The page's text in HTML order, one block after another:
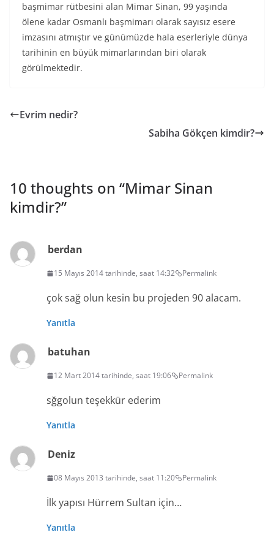
başmimar rütbesini alan Mimar Sinan, 99 yaşında
ölene kadar Osmanlı başmimarı olarak sayısız esere
imzasını atmıştır ve günümüzde hala eserleriyle dünya
tarihinin en büyük mimarlarından biri olarak
görülmektedir.
Evrim nedir?
Sabiha Gökçen kimdir?
10 thoughts on “Mimar Sinan
kimdir?”
berdan
15 Mayıs 2014 tarihinde, saat 14:32 Permalink
çok sağ olun kesin bu projeden 90 alacam.
Yanıtla
batuhan
12 Mart 2014 tarihinde, saat 19:06 Permalink
sğgolun teşekkür ederim
Yanıtla
Deniz
08 Mayıs 2013 tarihinde, saat 11:20 Permalink
İlk yapısı Hürrem Sultan için…
Yanıtla